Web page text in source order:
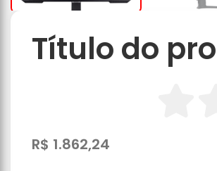
Título do
R$ 1.862,24